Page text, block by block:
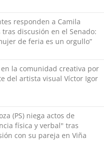
responden a Camila
tras discusión en el Senado:
de feria es un orgullo”
en la comunidad creativa por
del artista visual Víctor Igor
(PS) niega actos de
física y verbal" tras
con su pareja en Viña